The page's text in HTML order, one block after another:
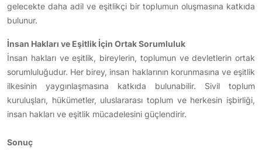
gelecekte daha adil ve eşitlikçi bir toplumun oluşmasına katkıda
bulunur.
İnsan Hakları ve Eşitlik İçin Ortak Sorumluluk
İnsan hakları ve eşitlik, bireylerin, toplumun ve devletlerin ortak
sorumluluğudur. Her birey, insan haklarının korunmasına ve eşitlik
ilkesinin yaygınlaşmasına katkıda bulunabilir. Sivil toplum
kuruluşları, hükümetler, uluslararası toplum ve herkesin işbirliği,
insan hakları ve eşitlik mücadelesini güçlendirir.
Sonuç